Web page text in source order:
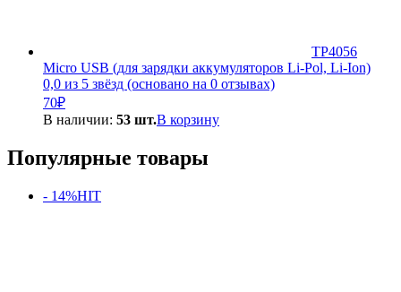
TP4056
Micro USB (для зарядки аккумуляторов Li-Pol, Li-Ion)
0,0 из 5 звёзд (основано на 0 отзывах)
70₽
В наличии: 53 шт.В корзину
Популярные товары
- 14%HIT